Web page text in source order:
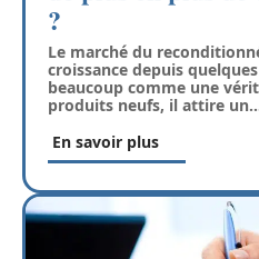
?
Le marché du
croissance depuis
beaucoup comme une
produits neufs, il attire un
En savoir plus